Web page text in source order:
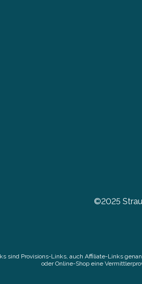
©2025
sind Provisions-Links, auch Affiliate-Links
oder Online-Shop eine